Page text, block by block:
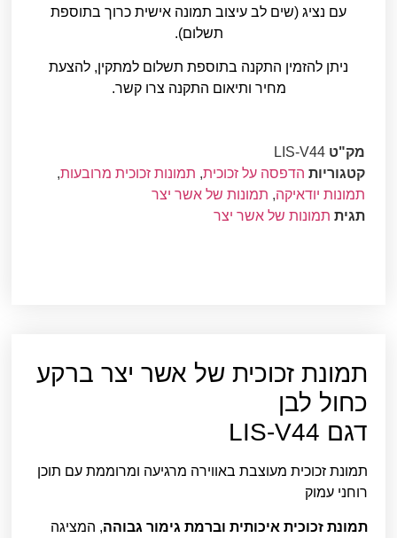
עם נציג (שים לב עיצוב תמונה אישית כרוך בתוספת
תשלום).
ניתן להזמין התקנה בתוספת תשלום למתקין, להצעת
מחיר ותיאום התקנה צרו קשר.
מק"טLIS-V44
קטגוריות הדפסה על זכוכית, תמונות זכוכית מרובעות,
תמונות יודאיקה, תמונות של אשר יצר
תגית תמונות של אשר יצר
תמונת זכוכית של אשר יצר ברקע
כחול לבן
דגם LIS-V44
תמונת זכוכית מעוצבת באווירה מרגיעה ומרוממת עם תוכן
רוחני עמוק
תמונת זכוכית איכותית וברמת גימור גבוהה, המציגה